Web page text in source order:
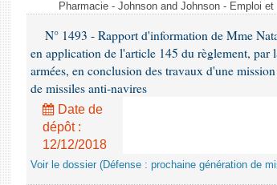
Pharmacie - Johnson and Johnson - Emploi
N° 1493 - Rapport d'information de Mme
en application de l'article 145 du règlement, par
armées, en conclusion des travaux d'une
de missiles anti-navires
Date de
dépôt :
12/12/2018
Voir le dossier (Défense : prochaine génération de